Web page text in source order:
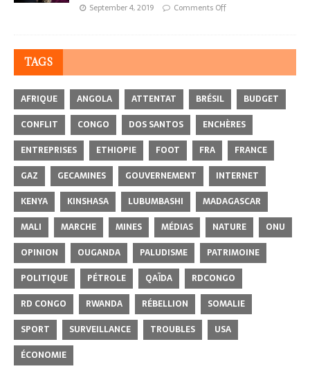
September 4, 2019 Comments Off
TAGS
AFRIQUE ANGOLA ATTENTAT BRÉSIL
BUDGET
CONFLIT
CONGO DOS SANTOS
ENCHÈRES
ENTREPRISES
ETHIOPIE FOOT FRA
FRANCE
GAZ
GECAMINES GOUVERNEMENT
INTERNET
KENYA
KINSHASA LUBUMBASHI
MADAGASCAR
MALI
MARCHE MINES MÉDIAS NATURE
ONU
OPINION
OUGANDA PALUDISME
PATRIMOINE
POLITIQUE
PÉTROLE QAÏDA
RDCONGO
RD CONGO
RWANDA RÉBELLION
SOMALIE
SPORT
SURVEILLANCE TROUBLES
USA
ÉCONOMIE